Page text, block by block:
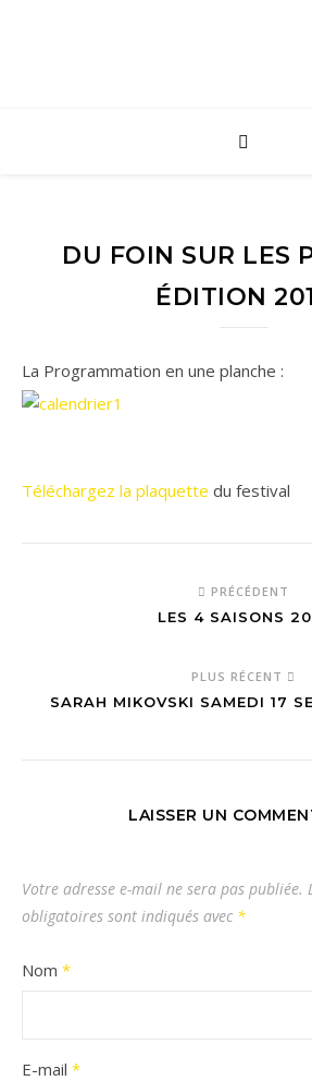
DU FOIN SUR LES
ÉDITION
La Programmation en une planche :
Téléchargez la plaquette du festival
PRÉCÉDENT
LES 4 SAISONS
PLUS RÉCENT
SARAH MIKOVSKI SAMEDI 17
LAISSER UN
Votre adresse e-mail ne sera pas publiée.
obligatoires sont indiqués avec *
Nom *
E-mail *